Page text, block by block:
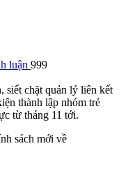
luận 999
siết chặt quản lý liên kết
thành lập nhóm trẻ
từ tháng 11 tới.